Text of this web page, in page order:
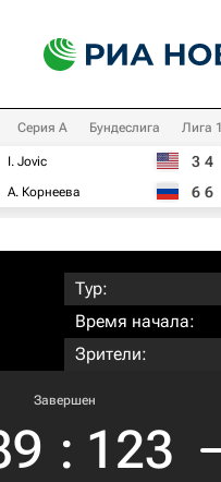
Серия А Бундеслига Лига 1
I. Jovic
А. Корнеева
3 4
6 6
Тур:
Время начала:
Зрители:
Завершен
: 123